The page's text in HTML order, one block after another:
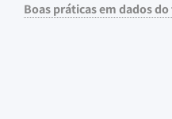
Boas práticas em dados